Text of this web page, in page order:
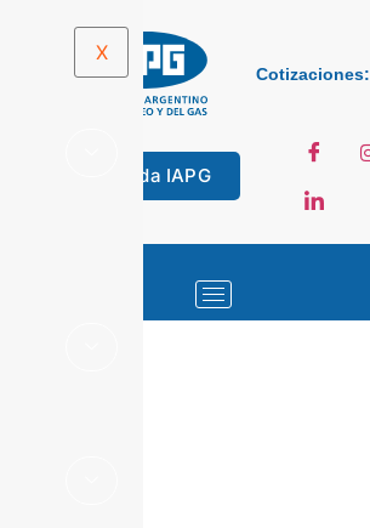
Cotizaciones:
Tienda IAPG
X